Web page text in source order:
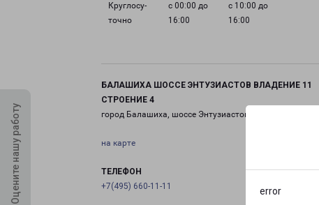
error
Оцените нашу работу
Круглосу­
точно
с 00:00 до
16:00
с 10:00 до
16:00
БАЛАШИХА ШОССЕ ЭНТУЗИАСТОВ ВЛАДЕНИЕ 11
СТРОЕНИЕ 4
город Балашиха, шоссе Энтузиастов, 11 строение 4
на карте
ТЕЛЕФОН
+7(495) 660-11-11